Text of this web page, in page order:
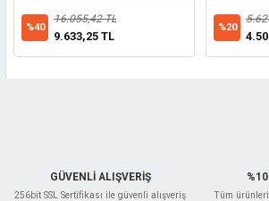
%40
16.055,42 TL
9.633,25 TL
%20
GÜVENLİ ALIŞVERİŞ
256bit SSL Sertifikası ile güvenli alışveriş Tüm